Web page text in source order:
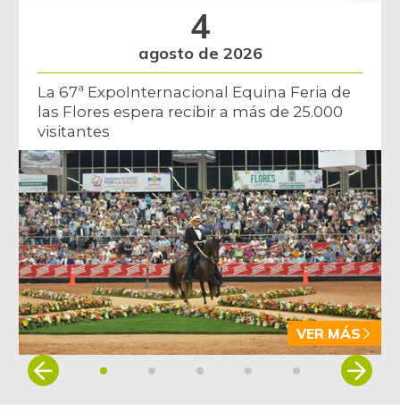
4
agosto de 2026
La 67ª ExpoInternacional Equina Feria de
las Flores espera recibir a más de 25.000
visitantes
VER MÁS
Item